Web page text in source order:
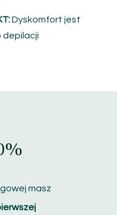
Dyskomfort jest
depilacji
masz